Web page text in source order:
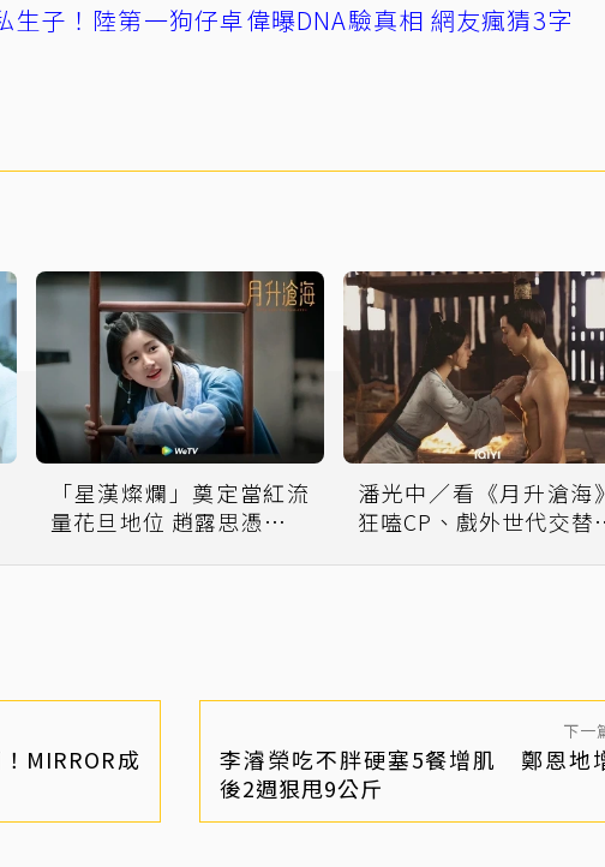
生子！陸第一狗仔卓偉曝DNA驗真相 網友瘋猜3字
「星漢燦爛」奠定當紅流
量花旦地位 趙露思憑什麼
潘光中／看《月升滄海》
狂嗑CP、戲外世代交
MIRROR成
下一
李濬榮吃不胖硬塞5餐增肌 鄭恩地
後2週狠甩9公斤